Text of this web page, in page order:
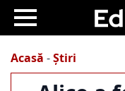
Acasă -Știri